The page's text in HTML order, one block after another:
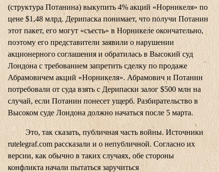
(структура Потанина) выкупить 4% акций «Норникеля» по
цене $1,48 млрд. Дерипаска понимает, что получи Потанин
этот пакет, его могут «съесть» в Норникеле окончательно,
поэтому его представители заявили о нарушении
акционерного соглашения и обратилась в Высокий суд
Лондона с требованием запретить сделку по продаже
Абрамовичем акций «Норникеля». Абрамович и Потанин
потребовали от суда взять с Дерипаски залог $500 млн на
случай, если Потанин понесет ущерб. Разбирательство в
Высоком суде Лондона должно начаться после 5 марта.
Это, так сказать, публичная часть войны. Источники
rutelegraf.comрассказали и о непубличной. Согласно их
версии, как обычно в таких случаях, обе стороны
конфликта начали пытаться заручиться